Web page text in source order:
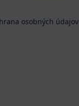
osobných údajov